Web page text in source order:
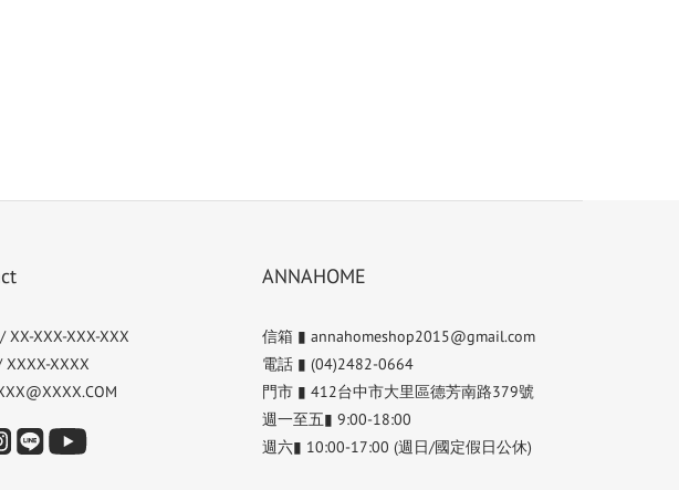
XX-XXX-XXX-XXX
XXXX-XXXX
ANNAHOME
信箱 ▮ annahomeshop2015@gmail.com
電話 ▮ (04)2482-0664
門市 ▮ 412台中市大里區德芳南路379號
週一至五▮ 9:00-18:00
週六▮ 10:00-17:00 (週日/國定假日公休)